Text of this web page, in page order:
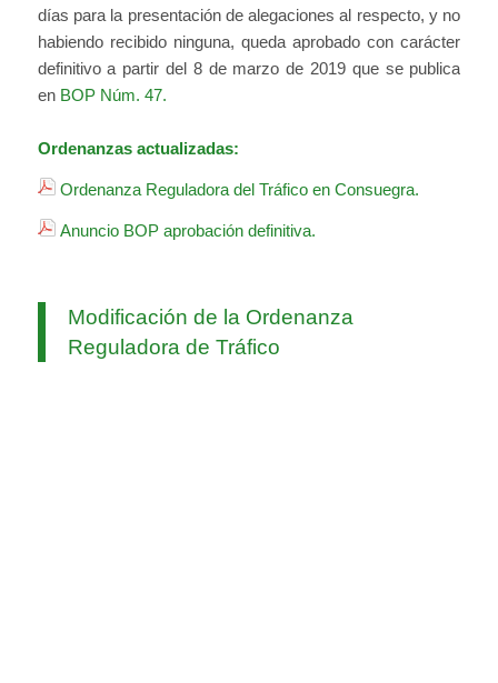
días para la presentación de alegaciones al respecto, y no
habiendo recibido ninguna, queda aprobado con carácter
definitivo a partir del 8 de marzo de 2019 que se publica
en BOP Núm. 47.
Ordenanzas actualizadas:
Ordenanza Reguladora del Tráfico en Consuegra.
Anuncio BOP aprobación definitiva.
Modificación de la Ordenanza
Reguladora de Tráfico